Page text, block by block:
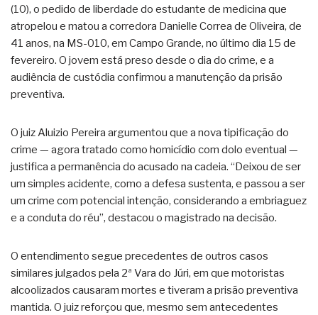
(10), o pedido de liberdade do estudante de medicina que
atropelou e matou a corredora Danielle Correa de Oliveira, de
41 anos, na MS-010, em Campo Grande, no último dia 15 de
fevereiro. O jovem está preso desde o dia do crime, e a
audiência de custódia confirmou a manutenção da prisão
preventiva.
O juiz Aluizio Pereira argumentou que a nova tipificação do
crime — agora tratado como homicídio com dolo eventual —
justifica a permanência do acusado na cadeia. “Deixou de ser
um simples acidente, como a defesa sustenta, e passou a ser
um crime com potencial intenção, considerando a embriaguez
e a conduta do réu”, destacou o magistrado na decisão.
O entendimento segue precedentes de outros casos
similares julgados pela 2ª Vara do Júri, em que motoristas
alcoolizados causaram mortes e tiveram a prisão preventiva
mantida. O juiz reforçou que, mesmo sem antecedentes